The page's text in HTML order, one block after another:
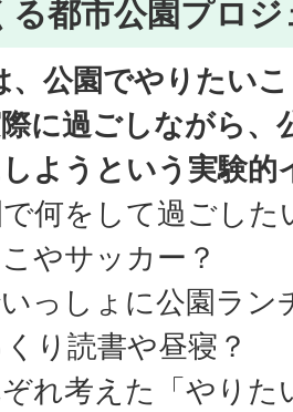
る都市公園プロ
、公園でやりたい
に過ごしながら、
ようという実験的
何をして過ごした
やサッカー？
っしょに公園ラン
り読書や昼寝？
れ考えた「やりた